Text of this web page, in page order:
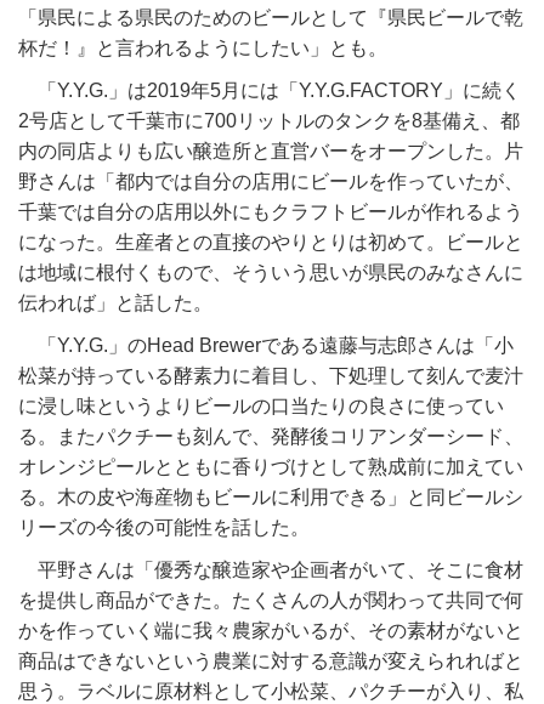
「県民による県民のためのビールとして『県民ビールで乾
杯だ！』と言われるようにしたい」とも。
「 Y.Y.G. 」は2019年5月には「 Y.Y.G.FACTORY 」に続く
2号店として千葉市に700リットルのタンクを8基備え、都
内の同店よりも広い醸造所と直営バーをオープンした。片
野さんは「都内では自分の店用にビールを作っていたが、
千葉では自分の店用以外にもクラフトビールが作れるよう
になった。生産者との直接のやりとりは初めて。ビールと
は地域に根付くもので、そういう思いが県民のみなさんに
伝われば」と話した。
「 Y.Y.G. 」のHead Brewerである遠藤与志郎さんは「小
松菜が持っている酵素力に着目し、下処理して刻んで麦汁
に浸し味というよりビールの口当たりの良さに使ってい
る。またパクチーも刻んで、発酵後コリアンダーシード、
オレンジピールとともに香りづけとして熟成前に加えてい
る。木の皮や海産物もビールに利用できる」と同ビールシ
リーズの今後の可能性を話した。
平野さんは「優秀な醸造家や企画者がいて、そこに食材
を提供し商品ができた。たくさんの人が関わって共同で何
かを作っていく端に我々農家がいるが、その素材がないと
商品はできないという農業に対する意識が変えられればと
思う。ラベルに原材料として小松菜、パクチーが入り、私